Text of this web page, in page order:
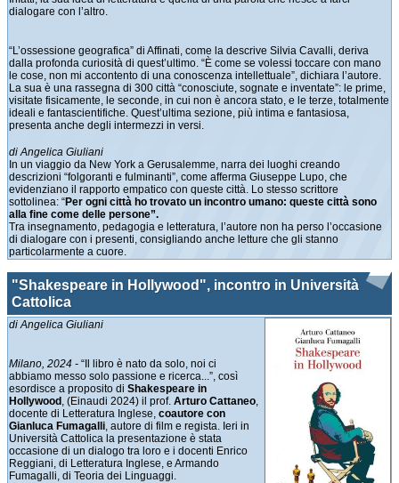
dialogare con l’altro.
“L’ossessione geografica” di Affinati, come la descrive Silvia Cavalli, deriva
dalla profonda curiosità di quest’ultimo. “È come se volessi toccare con mano
le cose, non mi accontento di una conoscenza intellettuale”, dichiara l’autore.
La sua è una rassegna di 300 città “conosciute, sognate e inventate”: le prime,
visitate fisicamente, le seconde, in cui non è ancora stato, e le terze, totalmente
ideali e fantascientifiche. Quest’ultima sezione, più intima e fantasiosa,
presenta anche degli intermezzi in versi.
di Angelica Giuliani
In un viaggio da New York a Gerusalemme, narra dei luoghi creando
descrizioni “folgoranti e fulminanti”, come afferma Giuseppe Lupo, che
evidenziano il rapporto empatico con queste città. Lo stesso scrittore
sottolinea: “Per ogni città ho trovato un incontro umano: queste città sono
alla fine come delle persone”.
Tra insegnamento, pedagogia e letteratura, l’autore non ha perso l’occasione
di dialogare con i presenti, consigliando anche letture che gli stanno
particolarmente a cuore.
"Shakespeare in Hollywood", incontro in Università
Cattolica
di Angelica Giuliani
Milano, 2024 - “Il libro è nato da solo, noi ci
abbiamo messo solo passione e ricerca...”, così
esordisce a proposito di Shakespeare in
Hollywood , (Einaudi 2024) il prof. Arturo Cattaneo
docente di Letteratura Inglese, coautore con
Gianluca Fumagalli , autore di film e regista. Ieri in
Università Cattolica la presentazione è stata
occasione di un dialogo tra loro e i docenti Enrico
Reggiani, di Letteratura Inglese, e Armando
Fumagalli, di Teoria dei Linguaggi.